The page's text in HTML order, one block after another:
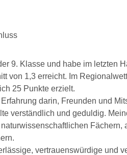
9. Klasse und habe im letzten
von 1,3 erreicht. Im
25 Punkte erzielt.
Erfahrung darin, Freunden und
verständlich und geduldig.
Fächern,
vertrauenswürdige und